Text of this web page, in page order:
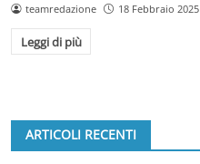
teamredazione 18 Febbraio 2025
Leggi di più
ARTICOLI RECENTI